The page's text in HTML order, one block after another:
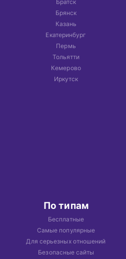
Братск
Брянск
Казань
Екатеринбург
Пермь
Тольятти
Кемерово
Иркутск
По типам
Бесплатные
Самые популярные
Для серьезных отношений
Безопасные сайты